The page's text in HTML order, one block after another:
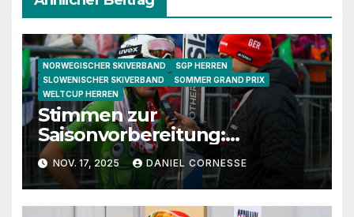
NORWEGISCHER SKIVERBAND
SGP HERREN
SLOWENISCHER SKIVERBAND
SOMMER GRAND PRIX
WELTCUP HERREN
Stimmen zur
Saisonvorbereitung:
Granerud, Sundal und
Lanisek im Gespräch
NOV. 17, 2025 DANIEL CORNESSE